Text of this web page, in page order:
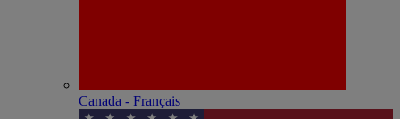
Canada - Français